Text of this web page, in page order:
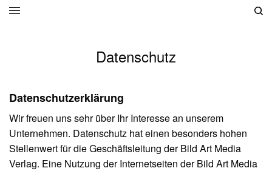
Datenschutz
Datenschutzerklärung
Wir freuen uns sehr über Ihr Interesse an unserem
Unternehmen. Datenschutz hat einen besonders hohen
Stellenwert für die Geschäftsleitung der Bild Art Media
Verlag. Eine Nutzung der Internetseiten der Bild Art Media